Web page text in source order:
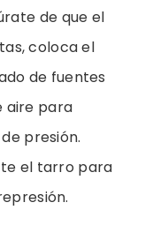
de que el
coloca el
de fuentes
aire para
presión.
el tarro para